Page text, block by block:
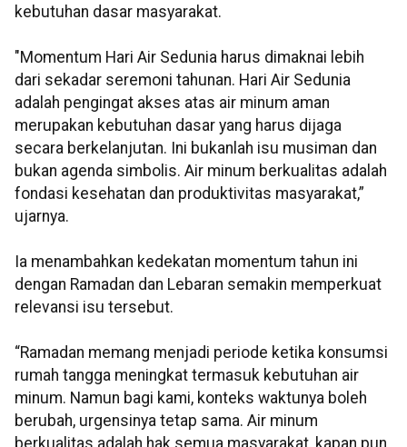
kebutuhan dasar masyarakat.
"Momentum Hari Air Sedunia harus dimaknai lebih
dari sekadar seremoni tahunan. Hari Air Sedunia
adalah pengingat akses atas air minum aman
merupakan kebutuhan dasar yang harus dijaga
secara berkelanjutan. Ini bukanlah isu musiman dan
bukan agenda simbolis. Air minum berkualitas adalah
fondasi kesehatan dan produktivitas masyarakat,”
ujarnya.
Ia menambahkan kedekatan momentum tahun ini
dengan Ramadan dan Lebaran semakin memperkuat
relevansi isu tersebut.
“Ramadan memang menjadi periode ketika konsumsi
rumah tangga meningkat termasuk kebutuhan air
minum. Namun bagi kami, konteks waktunya boleh
berubah, urgensinya tetap sama. Air minum